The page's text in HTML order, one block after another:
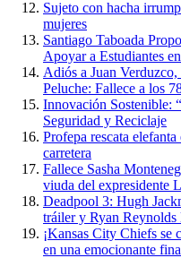
Sujeto con hacha
mujeres
Santiago Taboada
Apoyar a Estudiantes
Adiós a Juan
Peluche: Fallece a los
Innovación Sostenible:
Seguridad y Reciclaje
Profepa rescata
carretera
Fallece Sasha
viuda del expresidente
Deadpool 3: Hugh
tráiler y Ryan Reynolds
¡Kansas City Chiefs se
en una emocionante